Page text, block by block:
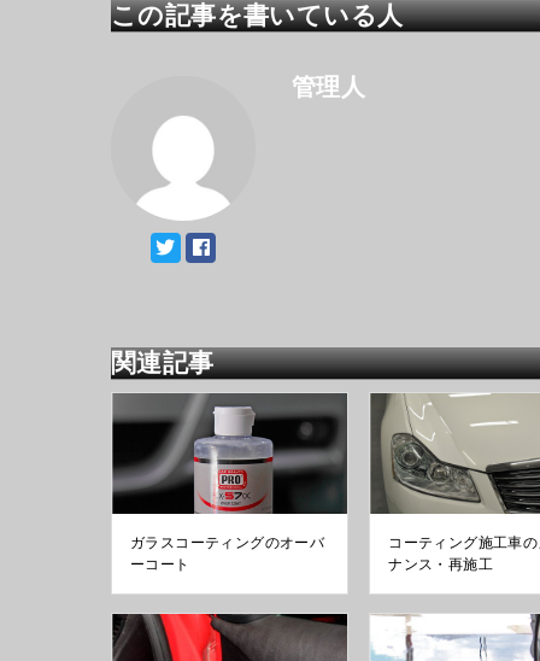
この記事を書いている人
管理人
関連記事
ガラスコーティングのオーバ
ーコート
コーティング施工車
ナンス・再施工